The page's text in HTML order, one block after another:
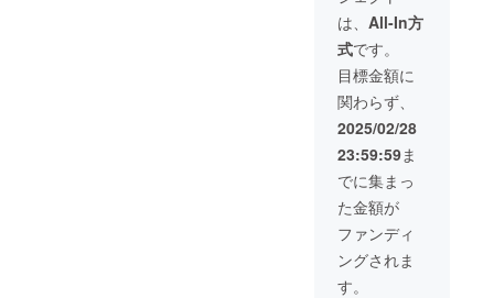
ンに貼
付され
たラベ
ルや注
意書き
をご確
認くだ
さい。
含まれ
ます。
たラベ
ルや注
意書き
をご確
認くだ
さい。
※お届け
前後す
る可能
性がご
ざいま
す。
※20歳未
満の方
お届け
商品の
ラベル
に表記
されま
す。 商
品開封
前には
必ずお
届けの
リター
ンに貼
付され
たラベ
ルや注
ラフト
ビール
350ml
缶6本
(限定ス
ムー
ジー含
む2種×3
本) ●オ
リジナ
ルス
テッ
カー
(5cm×5
cm) ●お
は、 All-In方
式です。
目標金額に
関わらず、
2025/02/28
23:59:59ま
でに集まっ
た金額が
ファンディ
ングされま
す。